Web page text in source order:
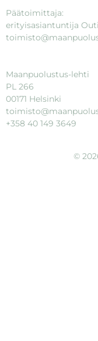
Päätoimittaja:
erityisasiantuntija
Maanpuolustus-lehti
PL 266
00171 Helsinki
+358 40 149 3649
©